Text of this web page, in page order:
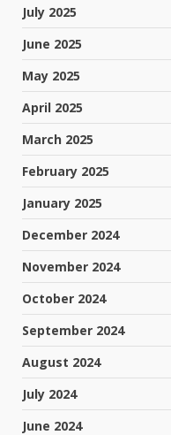
July 2025
June 2025
May 2025
April 2025
March 2025
February 2025
January 2025
December 2024
November 2024
October 2024
September 2024
August 2024
July 2024
June 2024